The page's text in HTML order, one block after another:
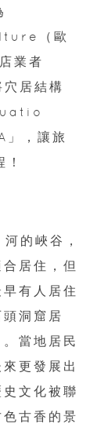
（歐
業者
居結構
，讓旅
的峽谷，
居住，但
有人居住
洞窟居
當地居民
更發展出
文化被聯
古香的景